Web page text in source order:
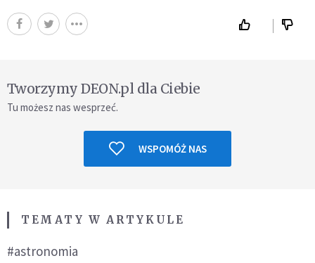
Tworzymy DEON.pl dla Ciebie
Tu możesz nas wesprzeć.
WSPOMÓŻ NAS
TEMATY W ARTYKULE
#astronomia